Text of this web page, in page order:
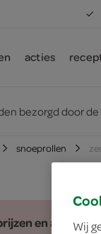
acties
bezorgd door de
snoeprollen
en
Wij